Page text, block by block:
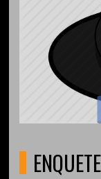
ENQUETE